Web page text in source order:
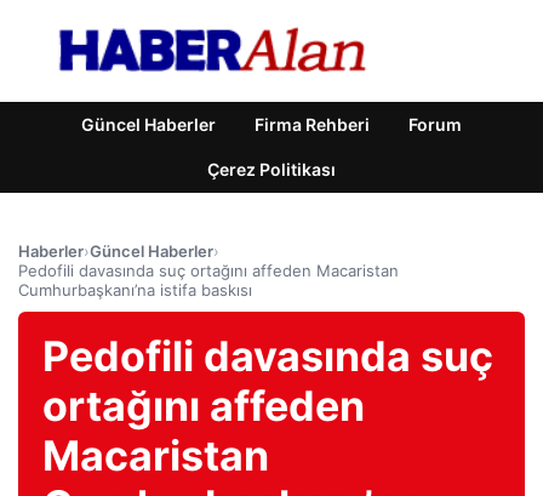
Güncel Haberler Firma Rehberi Forum
Çerez Politikası
Haberler›Güncel Haberler›
Pedofili davasında suç ortağını affeden Macaristan
Cumhurbaşkanı’na istifa baskısı
Pedofili davasında suç
ortağını affeden
Macaristan